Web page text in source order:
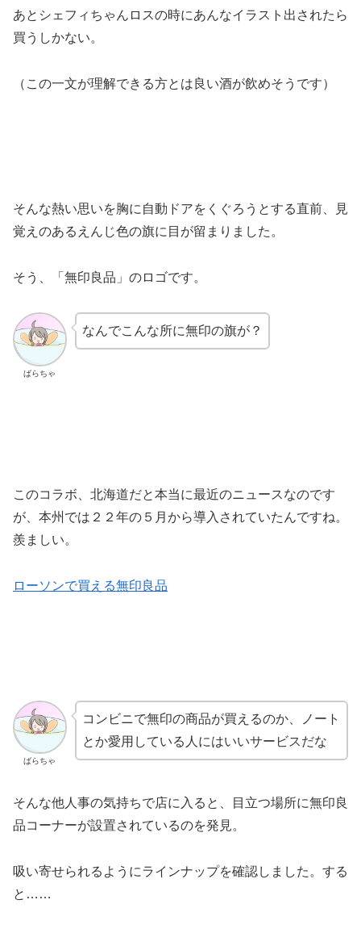
あとシェフィちゃんロスの時にあんなイラスト出されたら
買うしかない。
（この一文が理解できる方とは良い酒が飲めそうです）
そんな熱い思いを胸に自動ドアをくぐろうとする直前、見
覚えのあるえんじ色の旗に目が留まりました。
そう、「無印良品」のロゴです。
ばらちゃ
なんでこんな所に無印の旗が？
このコラボ、北海道だと本当に最近のニュースなのです
が、本州では２２年の５月から導入されていたんですね。
羨ましい。
ローソンで買える無印良品
ばらちゃ
コンビニで無印の商品が買えるのか、ノート
とか愛用している人にはいいサービスだな
そんな他人事の気持ちで店に入ると、目立つ場所に無印良
品コーナーが設置されているのを発見。
吸い寄せられるようにラインナップを確認しました。する
と……